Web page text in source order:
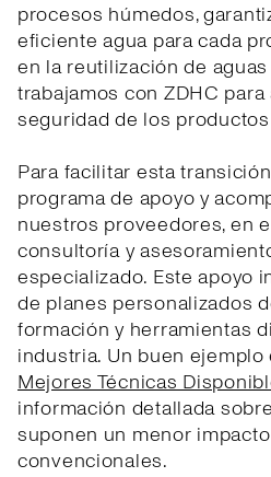
procesos húmedos,
eficiente agua para cada
en la reutilización de
trabajamos con ZDHC
seguridad de los
Para facilitar esta
programa de apoyo y
nuestros proveedores, en
consultoría y
especializado. Este apoyo
de planes personalizados
formación y herramientas
industria. Un buen
Mejores Técnicas
información detallada
suponen un menor
convencionales.